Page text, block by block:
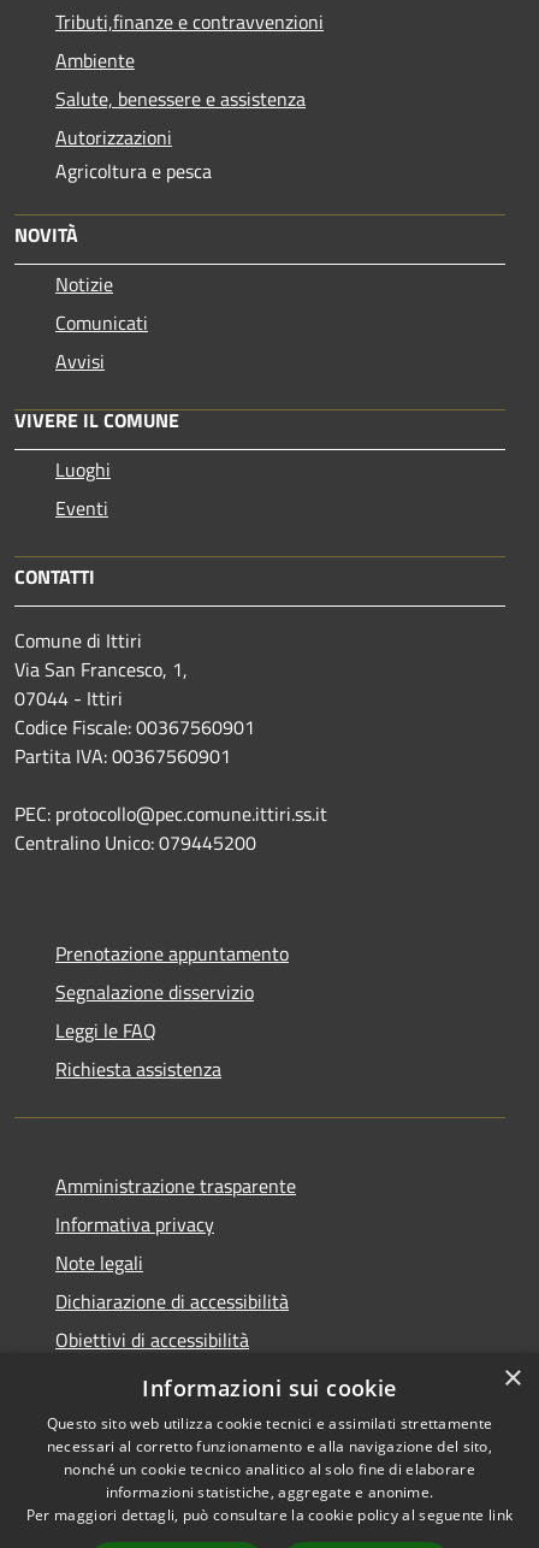
Tributi,finanze e contravvenzioni
Ambiente
Salute, benessere e assistenza
Autorizzazioni
Agricoltura e pesca
NOVITÀ
Notizie
Comunicati
Avvisi
VIVERE IL COMUNE
Luoghi
Eventi
CONTATTI
Comune di Ittiri
Via San Francesco, 1,
07044 - Ittiri
Codice Fiscale: 00367560901
Partita IVA: 00367560901
PEC: protocollo@pec.comune.ittiri.ss.it
Centralino Unico: 079445200
Prenotazione appuntamento
Segnalazione disservizio
Leggi le FAQ
Richiesta assistenza
Amministrazione trasparente
Informativa privacy
Note legali
Dichiarazione di accessibilità
Obiettivi di accessibilità
Storico Deliberazioni
Accessibilità
Copyright © 2026 • Comune di
Ittiri • Powered by
×
Informazioni sui cookie
Questo sito web utilizza cookie tecnici e assimilati strettamente
necessari al corretto funzionamento e alla navigazione del sito,
nonché un cookie tecnico analitico al solo fine di elaborare
informazioni statistiche, aggregate e anonime.
Per maggiori dettagli, può consultare la cookie policy al seguente link